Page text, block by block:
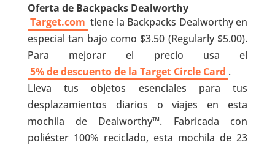
Oferta de Backpacks Dealworthy
Target.com tiene la Backpacks Dealworthy en
especial tan bajo como $3.50 (Regularly $5.00).
Para mejorar el precio usa el
5% de descuento de la Target Circle Card .
Lleva tus objetos esenciales para tus
desplazamientos diarios o viajes en esta
mochila de Dealworthy™. Fabricada con
poliéster 100% reciclado, esta mochila de 23